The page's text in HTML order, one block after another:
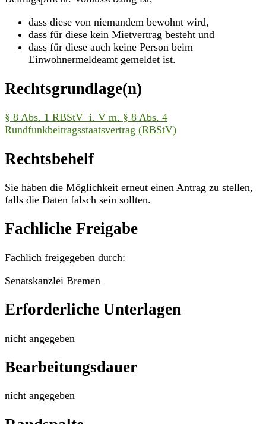
dass diese von niemandem bewohnt wird,
dass für diese kein Mietvertrag besteht und
dass für diese auch keine Person beim
Einwohnermeldeamt gemeldet ist.
Rechtsgrundlage(n)
§ 8 Abs. 1 RBStV i. V m. § 8 Abs. 4
Rundfunkbeitragsstaatsvertrag (RBStV)
Rechtsbehelf
Sie haben die Möglichkeit erneut einen Antrag zu stellen,
falls die Daten falsch sein sollten.
Fachliche Freigabe
Fachlich freigegeben durch:
Senatskanzlei Bremen
Erforderliche Unterlagen
nicht angegeben
Bearbeitungsdauer
nicht angegeben